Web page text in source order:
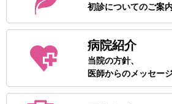
初診についてのご案
病院紹介
当院の方針、
医師からのメッセー